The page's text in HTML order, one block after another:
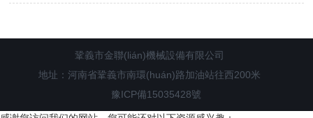
鞏義市金聯(lián)機械設備有限公司
地址：河南省鞏義市南環(huán)路加油站往西200米
豫ICP備15035428號